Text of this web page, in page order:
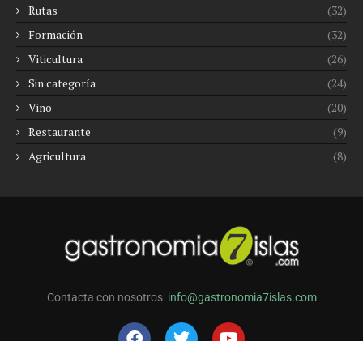
Rutas
(32)
Formación
(32)
Viticultura
(26)
Sin categoría
(24)
Vino
(20)
Restaurante
(9)
Agricultura
(8)
Contacta con nosotros: info@gastronomia7islas.com